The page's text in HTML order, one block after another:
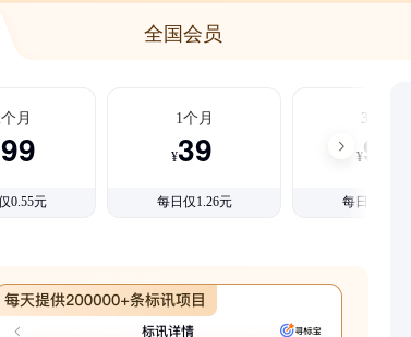
全国会员
月
0.55元
1个月
¥39
每日仅1.26元
3个月
¥99
每日仅1.08元